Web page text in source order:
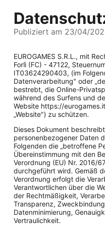
Publiziert am 23/04/
EUROGAMES S.R.L., mit
Forlì (FC) - 47122,
IT03624290403, (im
Datenverarbeitung" oder
bestrebt, die Online-
während des Surfens und
Website https://
„Website") zu schützen.
Dieses Dokument
personenbezogener Daten
Folgenden die „betroffene
Übereinstimmung mit den
Verordnung (EU) Nr. 2016/
durchgeführt wird. Gemäß
Verordnung erfolgt die
Verantwortlichen über die
der Rechtmäßigkeit,
Transparenz,
Datenminimierung,
Vertraulichkeit.